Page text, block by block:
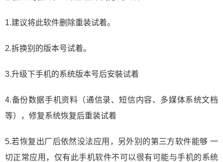
1.建议将此软件删除重装试着。
2.拆换别的版本号试着。
3.升级下手机的系统版本号后安裝试着
4.备份数据手机资料（通信录、短信内容、多媒体系统文档
等），修复系统恢复后重装试着
5.若恢复出厂后依然没法应用，另外别的第三方软件能够 一
切正常应用，仅有此手机软件不可以很有可能与手机的系统